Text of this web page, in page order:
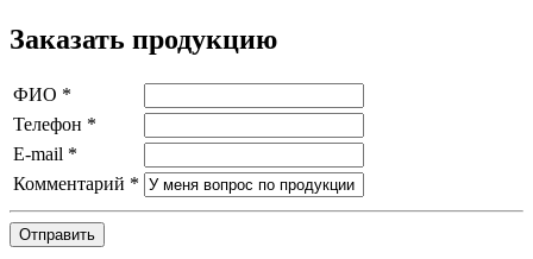
Заказать продукцию
ФИО *
Телефон *
E-mail *
Комментарий *
Отправить